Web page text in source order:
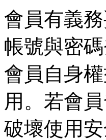
會員有義
帳號與密
會員自身
用。若會
破壞使用安